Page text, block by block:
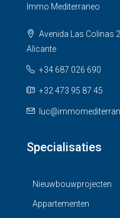
Immo Mediterraneo
Avenida Las Colinas
Alicante
+34 687 026 690
+32 473 95 87 45
Specialisaties
Nieuwbouwprojecten
Appartementen